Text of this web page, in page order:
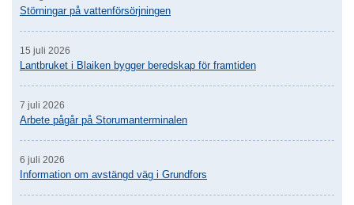
Störningar på vattenförsörjningen
15 juli 2026
Lantbruket i Blaiken bygger beredskap för framtiden
7 juli 2026
Arbete pågår på Storumanterminalen
6 juli 2026
Information om avstängd väg i Grundfors